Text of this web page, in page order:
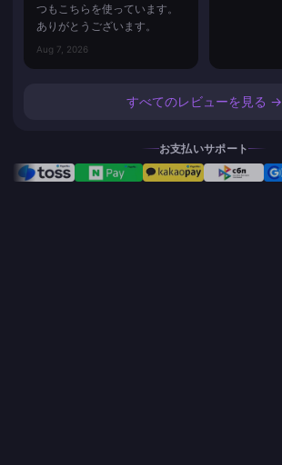
つもこちらを使っています。
ありがとうございます。
Aug 7, 2026
すべてのレビューを見る →
お支払いサポート